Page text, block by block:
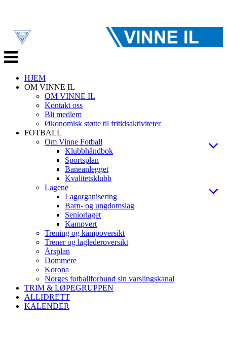
Veksle
navigasjon
HJEM
OM VINNE IL
OM VINNE IL
Kontakt oss
Bli medlem
Økonomisk støtte til fritidsaktiviteter
FOTBALL
Om Vinne Fotball
Klubbhåndbok
Sportsplan
Baneanlegget
Kvalitetsklubb
Lagene
Lagorganisering
Barn- og ungdomslag
Seniorlaget
Kampvert
Trening og kampoversikt
Trener og laglederoversikt
Årsplan
Dommere
Korona
Norges fotballforbund sin varslingskanal
TRIM & LØPEGRUPPEN
ALLIDRETT
KALENDER